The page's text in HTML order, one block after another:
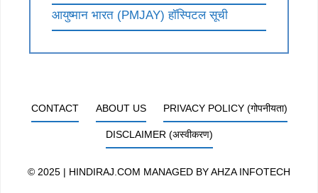
आयुष्मान भारत (PMJAY) हॉस्पिटल सूची
CONTACT ABOUT US PRIVACY POLICY (गोपनीयता)
DISCLAIMER (अस्वीकरण)
© 2025 | HINDIRAJ.COM MANAGED BYAHZA INFOTECH